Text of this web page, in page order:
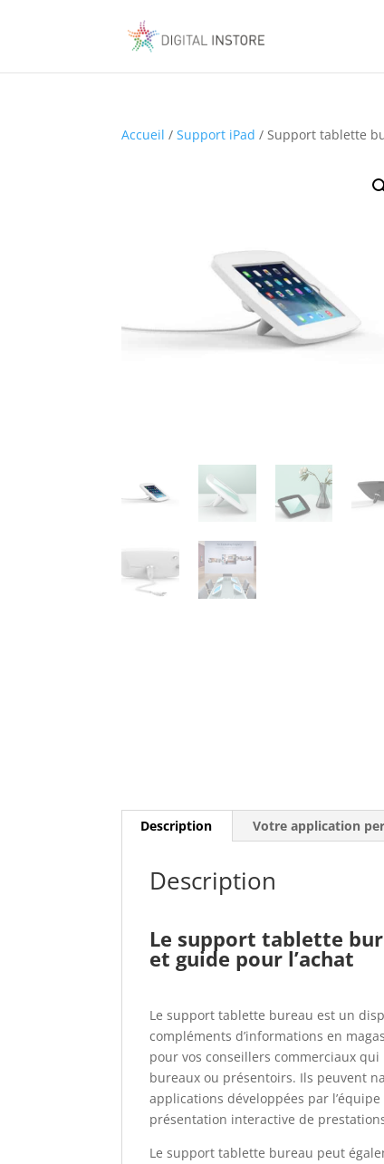
Accueil /Support iPad / Support tablette
Description Votre application
Description
Le support tablette
et guide pour l’achat
Le support tablette bureau est un
compléments d’informations en
pour vos conseillers commerciaux
bureaux ou présentoirs. Ils peuvent
applications développées par
présentation interactive de
Le support tablette bureau peut